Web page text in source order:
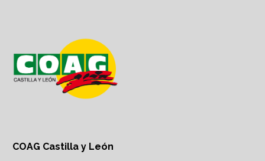
COAG Castilla y León